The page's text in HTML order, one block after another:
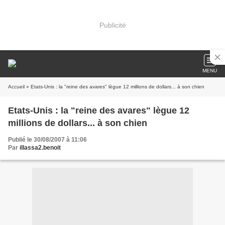
Publicité
MENU
Accueil » Etats-Unis : la "reine des avares" lègue 12 millions de dollars... à son chien
Etats-Unis : la "reine des avares" lègue 12
millions de dollars... à son chien
Publié le 30/08/2007 à 11:06
Par illassa2.benoit